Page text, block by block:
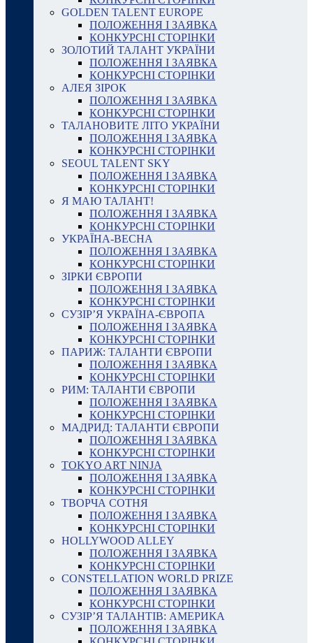
GOLDEN TALENT EUROPE
ПОЛОЖЕННЯ І ЗАЯВКА
КОНКУРСНІ СТОРІНКИ
ЗОЛОТИЙ ТАЛАНТ УКРАЇНИ
ПОЛОЖЕННЯ І ЗАЯВКА
КОНКУРСНІ СТОРІНКИ
АЛЕЯ ЗІРОК
ПОЛОЖЕННЯ І ЗАЯВКА
КОНКУРСНІ СТОРІНКИ
ТАЛАНОВИТЕ ЛІТО УКРАЇНИ
ПОЛОЖЕННЯ І ЗАЯВКА
КОНКУРСНІ СТОРІНКИ
SEOUL TALENT SKY
ПОЛОЖЕННЯ І ЗАЯВКА
КОНКУРСНІ СТОРІНКИ
Я МАЮ ТАЛАНТ!
ПОЛОЖЕННЯ І ЗАЯВКА
КОНКУРСНІ СТОРІНКИ
УКРАЇНА-ВЕСНА
ПОЛОЖЕННЯ І ЗАЯВКА
КОНКУРСНІ СТОРІНКИ
ЗІРКИ ЄВРОПИ
ПОЛОЖЕННЯ І ЗАЯВКА
КОНКУРСНІ СТОРІНКИ
СУЗІР’Я УКРАЇНА-ЄВРОПА
ПОЛОЖЕННЯ І ЗАЯВКА
КОНКУРСНІ СТОРІНКИ
ПАРИЖ: ТАЛАНТИ ЄВРОПИ
ПОЛОЖЕННЯ І ЗАЯВКА
КОНКУРСНІ СТОРІНКИ
РИМ: ТАЛАНТИ ЄВРОПИ
ПОЛОЖЕННЯ І ЗАЯВКА
КОНКУРСНІ СТОРІНКИ
МАДРИД: ТАЛАНТИ ЄВРОПИ
ПОЛОЖЕННЯ І ЗАЯВКА
КОНКУРСНІ СТОРІНКИ
TOKYO ART NINJA
ПОЛОЖЕННЯ І ЗАЯВКА
КОНКУРСНІ СТОРІНКИ
ТВОРЧА СОТНЯ
ПОЛОЖЕННЯ І ЗАЯВКА
КОНКУРСНІ СТОРІНКИ
HOLLYWOOD ALLEY
ПОЛОЖЕННЯ І ЗАЯВКА
КОНКУРСНІ СТОРІНКИ
CONSTELLATION WORLD PRIZE
ПОЛОЖЕННЯ І ЗАЯВКА
КОНКУРСНІ СТОРІНКИ
СУЗІР’Я ТАЛАНТІВ: АМЕРИКА
ПОЛОЖЕННЯ І ЗАЯВКА